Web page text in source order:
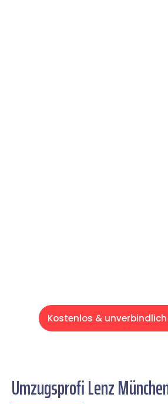
Kostenlos &
Umzugsprofi Lenz